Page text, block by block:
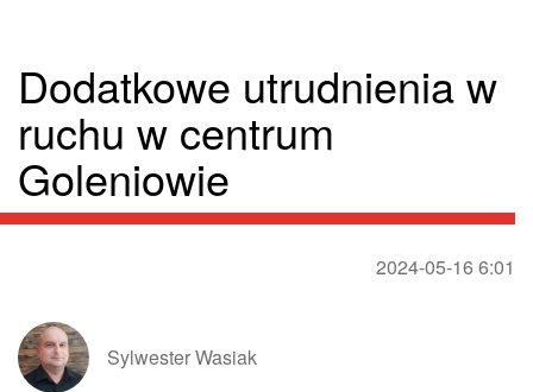
Dodatkowe utrudnienia w
ruchu w centrum
Goleniowie
2024-05-16 6:01
Sylwester Wasiak